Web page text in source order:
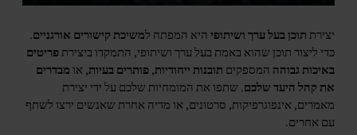
יצירתתוכן בעל ערך ושיתופיהיא המפתח למשיכת קישורים אורגניים.
כדי ליצור תוכן שהוא באמת בעל ערך ושיתופי, התמקדו ביצירתפריטים
באיכות גבוהה המספקים תובנות ייחודיות, פותרים בעיות, אומבדרים
את קהל היעד שלכם. שתפו את המומחיות שלכם על ידי יצירת
מאמרים, אינפוגרפיקות, סרטונים, או מדיה אחרת שאנשים ירצו לשתף
עם אחרים.